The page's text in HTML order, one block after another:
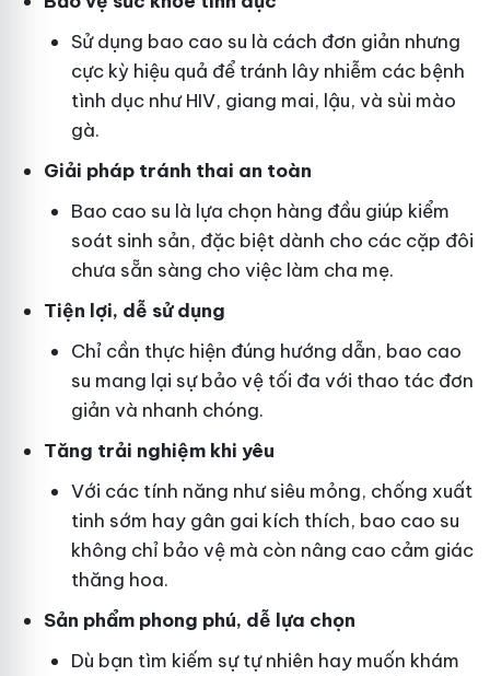
Sử dụng bao cao su là cách đơn giản nhưng
cực kỳ hiệu quả để tránh lây nhiễm các bệnh
tình dục như HIV, giang mai, lậu, và sùi mào
gà.
Giải pháp tránh thai an toàn
Bao cao su là lựa chọn hàng đầu giúp kiểm
soát sinh sản, đặc biệt dành cho các cặp đôi
chưa sẵn sàng cho việc làm cha mẹ.
Tiện lợi, dễ sử dụng
Chỉ cần thực hiện đúng hướng dẫn, bao cao
su mang lại sự bảo vệ tối đa với thao tác đơn
giản và nhanh chóng.
Tăng trải nghiệm khi yêu
Với các tính năng như siêu mỏng, chống xuất
tinh sớm hay gân gai kích thích, bao cao su
không chỉ bảo vệ mà còn nâng cao cảm giác
thăng hoa.
Sản phẩm phong phú, dễ lựa chọn
Dù bạn tìm kiếm sự tự nhiên hay muốn khám